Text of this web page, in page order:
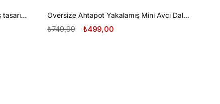
Oversize Tüplü Dalış ve Beyaz Diş tasarım unisex T-shirt Oversize Ahtapot Yakalamış Mini Avcı Dalgıç Tasarım unisex T-shirt
₺499,00
₺749,99